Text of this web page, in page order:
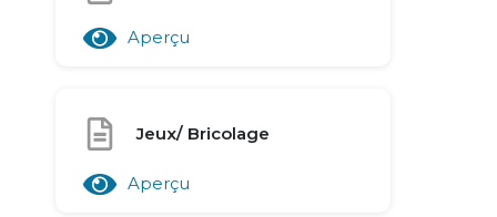
Aperçu
Jeux/ Bricolage
Aperçu